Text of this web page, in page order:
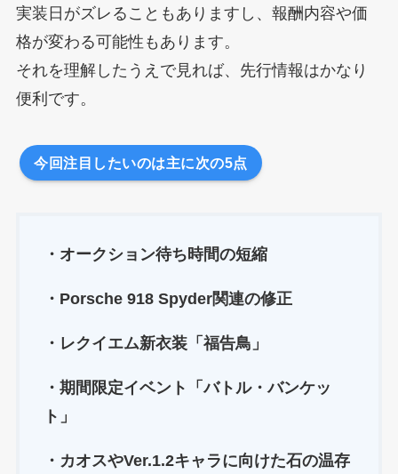
実装日がズレることもありますし、報酬内容や価
格が変わる可能性もあります。
それを理解したうえで見れば、先行情報はかなり
便利です。
今回注目したいのは主に次の5点
・オークション待ち時間の短縮
・Porsche 918 Spyder関連の修正
・レクイエム新衣装「福告鳥」
・期間限定イベント「バトル・バンケッ
ト」
・カオスやVer.1.2キャラに向けた石の温存